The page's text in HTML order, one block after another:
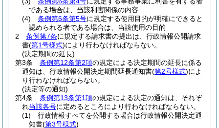
である場合は、当該利害関係の内容
(4)
条例第6条第5号に規定する使用目的が明確にできると
認められる者である場合は、当該使用の目的
2
条例第7条に規定する請求書の提出は、行政情報公開請求
書(第1号様式)により行わなければならない。
(決定期間の延長)
第3条
条例第12条第2項の規定による決定期間の延長に係る
通知は、行政情報公開決定期間延長通知書(第2号様式)によ
り行わなければならない。
(決定等の通知)
第4条
条例第13条第1項の規定による決定の通知は、それぞ
れ当該各号に定めるところにより行わなければならない。
(1)
行政情報すべてを公開する場合は行政情報公開決定通
知書(第3号様式)